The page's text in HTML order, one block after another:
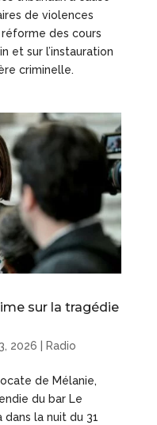
de violences
des cours
et sur l’instauration
criminelle.
sur la tragédie
2026 Radio
de Mélanie,
du bar Le
la nuit du 31